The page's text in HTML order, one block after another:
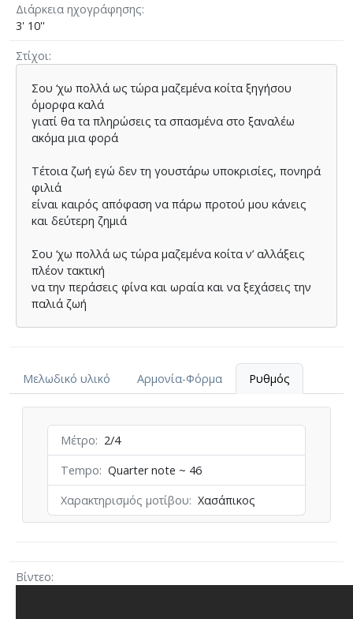
Διάρκεια ηχογράφησης
3' 10''
Στίχοι
Σου ‘χω πολλά ως τώρα µαζεµένα κοίτα ξηγήσου
όµορφα καλά
γιατί θα τα πληρώσεις τα σπασµένα στο ξαναλέω
ακόµα µια φορά
Τέτοια ζωή εγώ δεν τη γουστάρω υποκρισίες, πονηρά
φιλιά
είναι καιρός απόφαση να πάρω προτού µου κάνεις
και δεύτερη ζηµιά
Σου ‘χω πολλά ως τώρα µαζεµένα κοίτα ν’ αλλάξεις
πλέον τακτική
να την περάσεις φίνα και ωραία και να ξεχάσεις την
παλιά ζωή
Μελωδικό υλικό Αρμονία-Φόρμα Ρυθμός
Μέτρο
2/4
Tempo
Quarter note ~ 46
Χαρακτηρισμός μοτίβου
Χασάπικος
Βίντεο